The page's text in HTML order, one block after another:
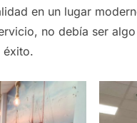
en un lugar
no debía ser
éxito.